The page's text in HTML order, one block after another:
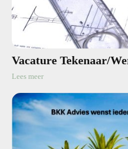
Vacature Tekenaar/
Lees meer